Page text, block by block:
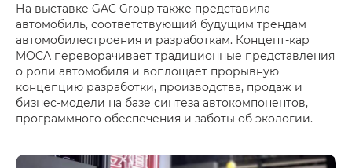
На выставке GAC Group также представила
автомобиль, соответствующий будущим трендам
автомобилестроения и разработкам. Концепт-кар
MOCA переворачивает традиционные представления
о роли автомобиля и воплощает прорывную
концепцию разработки, производства, продаж и
бизнес-модели на базе синтеза автокомпонентов,
программного обеспечения и заботы об экологии.